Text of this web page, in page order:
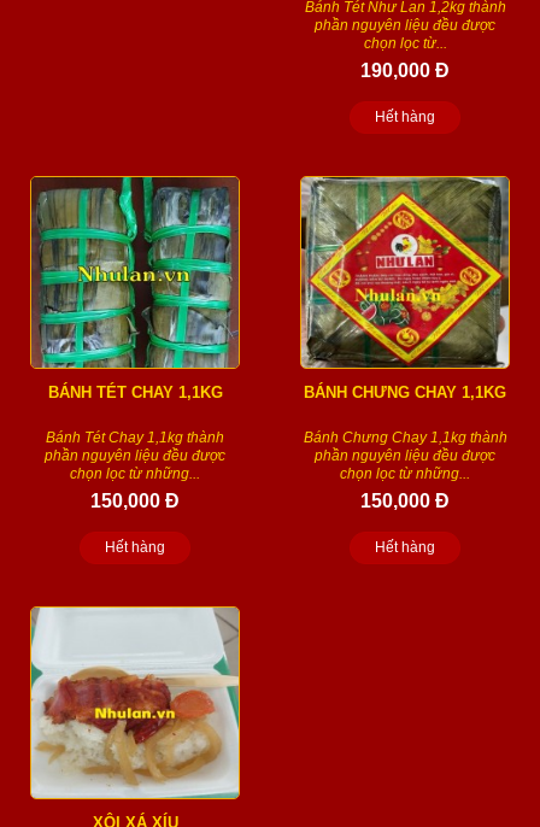
Bánh Tét Như Lan 1,2kg thành
phần nguyên liệu đều được
chọn lọc từ...
190,000 Đ
Hết hàng
BÁNH TÉT CHAY 1,1KG
Bánh Tét Chay 1,1kg thành
phần nguyên liệu đều được
chọn lọc từ những...
150,000 Đ
Hết hàng
BÁNH CHƯNG CHAY 1,1KG
Bánh Chưng Chay 1,1kg thành
phần nguyên liệu đều được
chọn lọc từ những...
150,000 Đ
Hết hàng
XÔI XÁ XÍU